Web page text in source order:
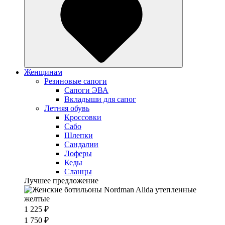
Женщинам
Резиновые сапоги
Cапоги ЭВА
Вкладыши для сапог
Летняя обувь
Кроссовки
Сабо
Шлепки
Сандалии
Лоферы
Кеды
Сланцы
Лучшее предложение
1 225 ₽
1 750 ₽